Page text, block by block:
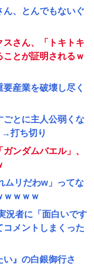
ん、とんでもないぐ
スさん、「トキトキ
とが証明されるｗ
要産業を破壊し尽く
ごとに主人公弱くな
→打ち切り
ンダムバエル」、
ムリだわw」ってな
ｗｗｗｗ
況者に「面白いです
メントしまくった
い』の白銀御行さ